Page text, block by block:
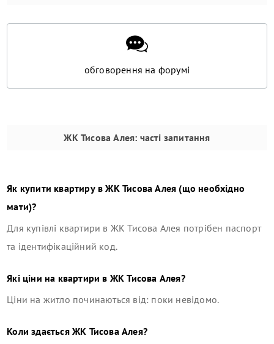
обговорення на форумі
ЖК Тисова Алея: часті запитання
Як купити квартиру вЖК Тисова Алея (що необхідно
мати)?
Для купівлі квартири в ЖК Тисова Алея потрібен паспорт
та ідентифікаційний код.
Які ціни на квартири в ЖК Тисова Алея?
Ціни на житло починаються від: поки невідомо.
Коли здаєтьсяЖК Тисова Алея?